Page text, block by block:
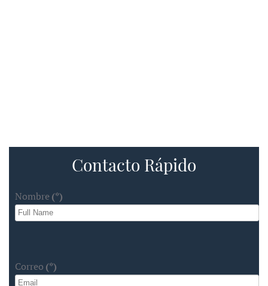
Contacto Rápido
Nombre (*)
Correo (*)